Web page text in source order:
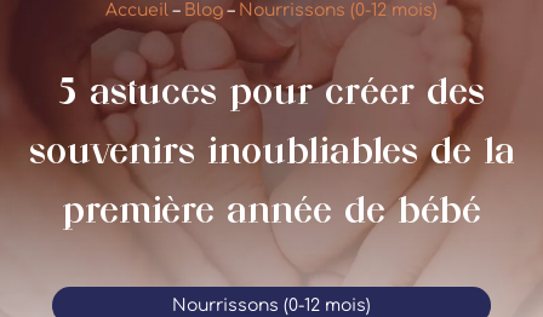
Accueil – Blog – Nourrissons (0-12 mois)
5 astuces pour créer des
souvenirs inoubliables de la
première année de bébé
Nourrissons (0-12 mois)